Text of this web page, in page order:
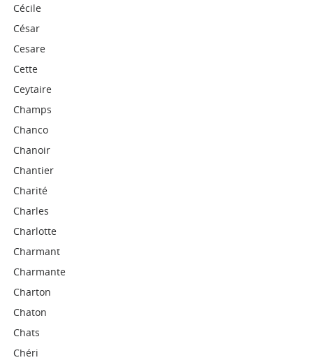
Cécile
César
Cesare
Cette
Ceytaire
Champs
Chanco
Chanoir
Chantier
Charité
Charles
Charlotte
Charmant
Charmante
Charton
Chaton
Chats
Chéri